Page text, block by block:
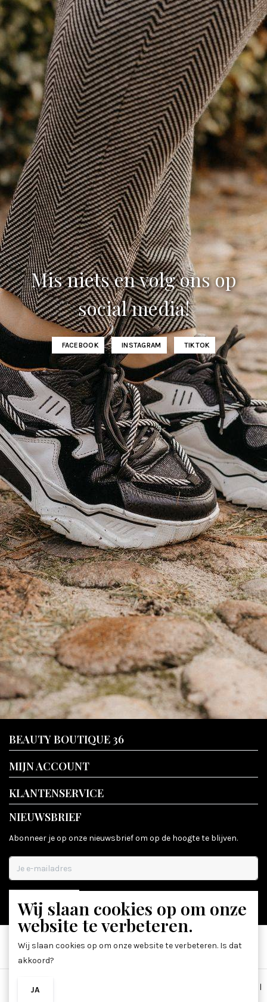
Mis niets en volg ons op
social media!
FACEBOOK INSTAGRAM TIKTOK
BEAUTY BOUTIQUE 36
MIJN ACCOUNT
KLANTENSERVICE
NIEUWSBRIEF
Abonneer je op onze nieuwsbrief om op de hoogte te blijven.
ABONNEER
Algemene voorwaarden
|
Wij slaan cookies op om onze
website te verbeteren.
Wij slaan cookies op om onze website te verbeteren. Is dat
akkoord?
JA